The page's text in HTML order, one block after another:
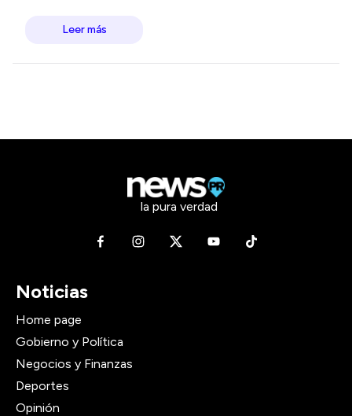
Leer más
la pura verdad
Noticias
Home page
Gobierno y Política
Negocios y Finanzas
Deportes
Opinión